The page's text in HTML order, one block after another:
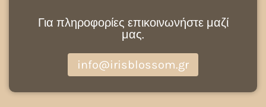
Για πληροφορίες επικοινωνήστε μαζί
μας.
info@irisblossom.gr